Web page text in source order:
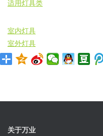
适用灯具类
室内灯具
室外灯具
关于万业